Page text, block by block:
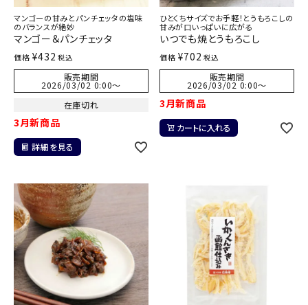
マンゴーの甘みとパンチェッタの塩味
のバランスが絶妙
マンゴー＆パンチェッタ
価格 ¥432 税込
販売期間
2026/03/02 0:00〜
在庫切れ
3月新商品
詳細を見る
ひとくちサイズでお手軽！とうもろこしの
甘みが口いっぱいに広がる
いつでも焼とうもろこし
価格 ¥702 税込
販売期間
2026/03/02 0:00〜
3月新商品
カートに入れる